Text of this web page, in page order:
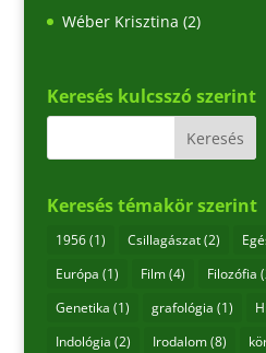
Wéber Krisztina (2)
Keresés kulcsszó szerint
Keresés témakör szerint
1956(1) Csillagászat(2)
Európa (1) Film(4) Filozófia
Genetika (1) grafológia (1)
Indológia (2) Irodalom(8)